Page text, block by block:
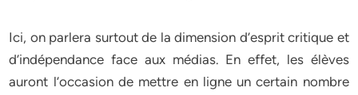
Ici, on parlera surtout de la dimension d’esprit critique et
d’indépendance face aux médias. En effet, les élèves
auront l’occasion de mettre en ligne un certain nombre